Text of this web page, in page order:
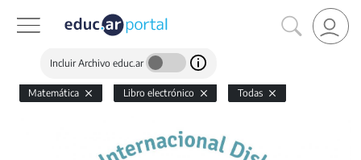
Incluir Archivo educ.ar
Matemática Libro electrónico Todas